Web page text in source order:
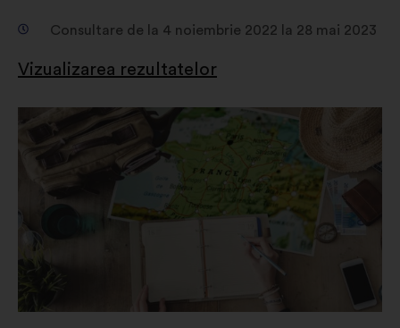
Consultare de la 4 noiembrie 2022 la 28 mai 2023
Vizualizarea rezultatelor